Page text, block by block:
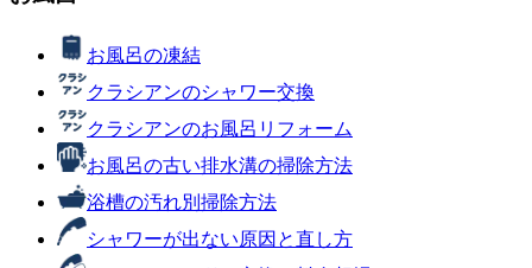
お風呂の凍結
クラシアンのシャワー交換
クラシアンのお風呂リフォーム
お風呂の古い排水溝の掃除方法
浴槽の汚れ別掃除方法
シャワーが出ない原因と直し方